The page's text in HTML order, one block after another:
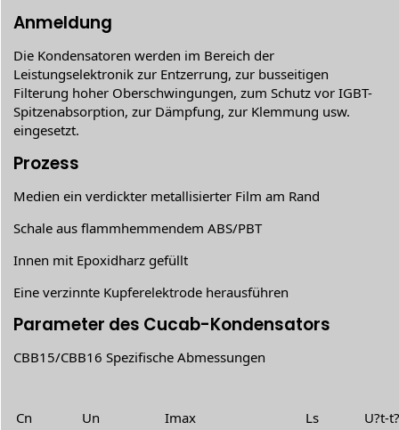
Anmeldung
Die Kondensatoren werden im Bereich der
Leistungselektronik zur Entzerrung, zur busseitigen
Filterung hoher Oberschwingungen, zum Schutz vor IGBT-
Spitzenabsorption, zur Dämpfung, zur Klemmung usw.
eingesetzt.
Prozess
Medien ein verdickter metallisierter Film am Rand
Schale aus flammhemmendem ABS/PBT
Innen mit Epoxidharz gefüllt
Eine verzinnte Kupferelektrode herausführen
Parameter des Cucab-Kondensators
CBB15/CBB16 Spezifische Abmessungen
Cn
Un
Imax
Ls
U?t-t?